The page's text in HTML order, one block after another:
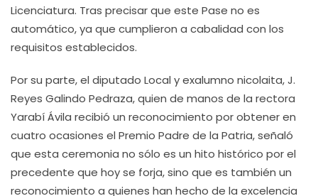
Licenciatura. Tras precisar que este Pase no es
automático, ya que cumplieron a cabalidad con los
requisitos establecidos.
Por su parte, el diputado Local y exalumno nicolaita, J.
Reyes Galindo Pedraza, quien de manos de la rectora
Yarabí Ávila recibió un reconocimiento por obtener en
cuatro ocasiones el Premio Padre de la Patria, señaló
que esta ceremonia no sólo es un hito histórico por el
precedente que hoy se forja, sino que es también un
reconocimiento a quienes han hecho de la excelencia